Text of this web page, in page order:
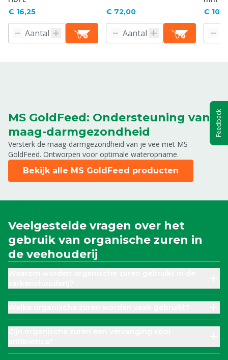
€ 16,25 € 72,00 €
MS GoldFeed: Ondersteuning van
maag-darmgezondheid
Versterk de maag-darmgezondheid van je vee met MS
GoldFeed. Ontworpen voor optimale wateropname.
Bekijk alle MS GoldFeed producten
Veelgestelde vragen over het
gebruik van organische zuren in
de veehouderij
Feedback